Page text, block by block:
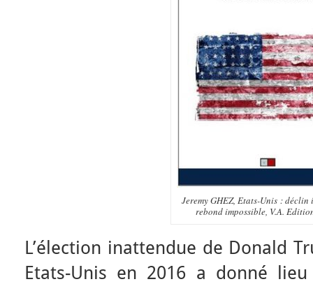
Jeremy GHEZ, Etats-Unis : déclin
rebond impossible, V.A.
L’élection inattendue de Donald
Etats-Unis en 2016 a donné